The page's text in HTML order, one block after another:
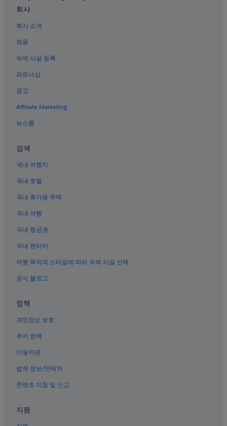
마발라카트 시티의 리조트
클라크의 카지노 호텔
클라크의 비즈니스 호텔
발리바고의 수영장이 있는 호텔
클라크의 가족 여행 호텔
클라크 호텔
클라크 프리포트의 바닷가 호텔
홍등가의 허니문 리조트 및 호텔
홍등가의 가족 여행 호텔
나용 필리피노 근처 호텔
홍등가의 발코니가 있는 호텔
발리바고의 카지노 호텔
말라바니아스 호텔
홍등가의 Best Western 호텔
마발라카트 시티의 해변 호텔
발리바고의 해변 호텔
클라크의 스파가 있는 리조트 및 호텔
회사
회사 소개
채용
숙박 시설 등록
파트너십
광고
Affiliate Marketing
뉴스룸
검색
국내 여행지
국내 호텔
국내 휴가용 주택
국내 여행
국내 항공권
국내 렌터카
여행 목적과 스타일에 따라 숙박 시설 선택
공식 블로그
정책
개인정보 보호
쿠키 정책
이용약관
법적 정보/연락처
콘텐츠 지침 및 신고
지원